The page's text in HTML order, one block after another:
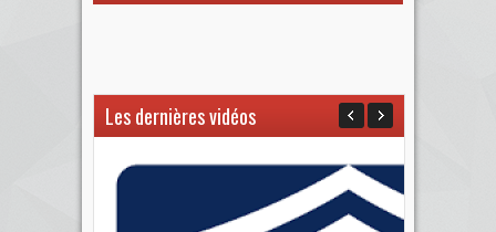
Les dernières vidéos